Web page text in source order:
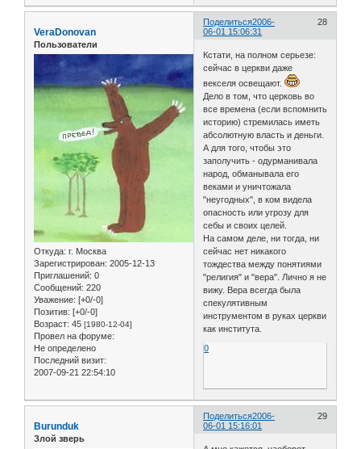
Поделиться 28
2006-
06-01 15:06:31
VeraDonovan
Пользователи
Откуда: г. Москва
Зарегистрирован: 2005-12-13
Приглашений: 0
Сообщений: 220
Уважение: [+0/-0]
Позитив: [+0/-0]
Возраст: 45 [1980-12-04]
Провел на форуме:
Не определено
Последний визит:
2007-09-21 22:54:10
Кстати, на полном серьезе:
сейчас в церкви даже
векселя освещают.
Дело в том, что церковь во
все времена (если вспомнить
историю) стремилась иметь
абсолютную власть и деньги.
А для того, чтобы это
заполучить - одурманивала
народ, обманывала его
веками и уничтожала
"неугодных", в ком видела
опасность или угрозу для
себы и своих целей.
На самом деле, ни тогда, ни
сейчас нет никакого
тождества между понятиями
"религия" и "вера". Лично я не
вижу. Вера всегда была
спекулятивным
инструментом в руках церкви
как института.
0
Поделиться 29
2006-
06-01 15:16:01
Burunduk
Злой зверь